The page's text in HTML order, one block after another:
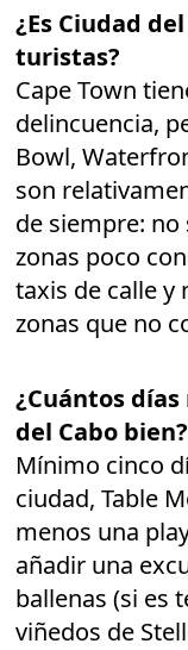
¿Es Ciudad
turistas?
Cape Town
delincuencia,
Bowl,
son
de siempre:
zonas poco
taxis de calle y
zonas que no
¿Cuántos
del Cabo bien?
Mínimo cinco
ciudad, Table
menos una
añadir una
ballenas (si es
viñedos de